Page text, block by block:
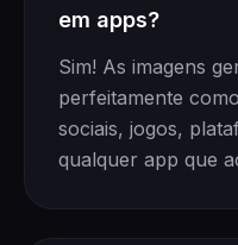
em apps?
Sim! As imagens
perfeitamente
sociais, jogos,
qualquer app que